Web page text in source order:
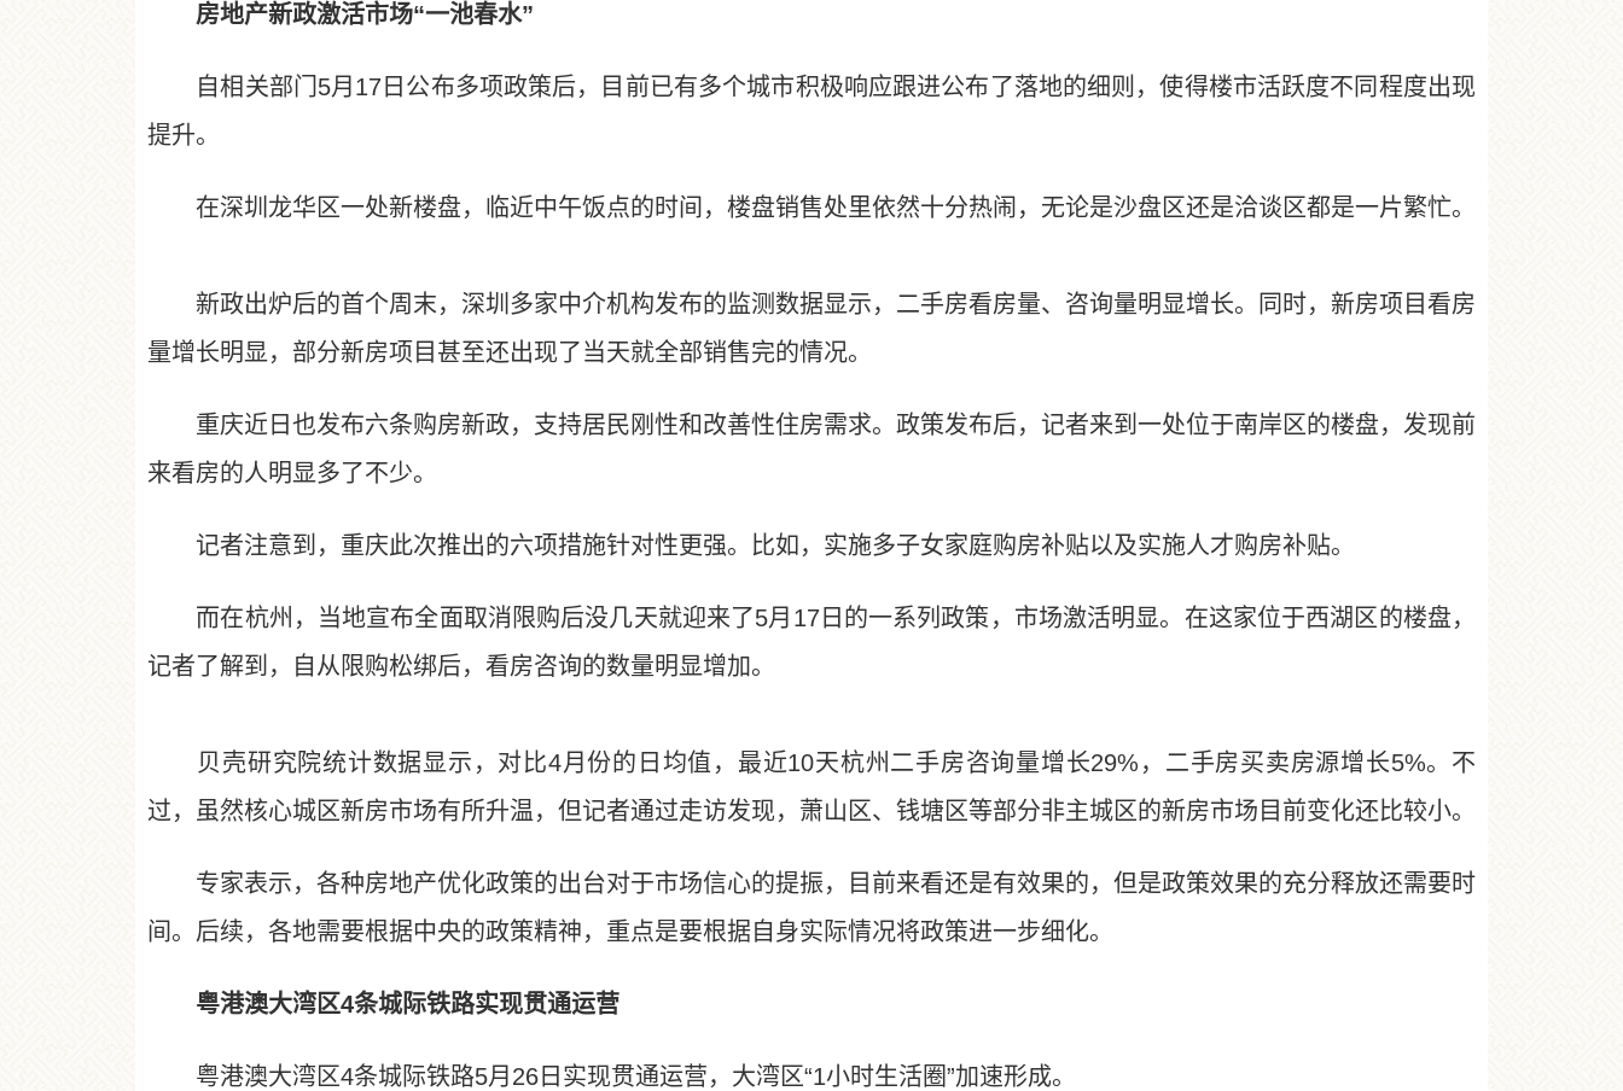
房地产新政激活市场“一池春水”
自相关部门5月17日公布多项政策后，目前已有多个城市积极响应跟进公布了落地的细则，使得楼市活跃度不同程度出现
提升。
在深圳龙华区一处新楼盘，临近中午饭点的时间，楼盘销售处里依然十分热闹，无论是沙盘区还是洽谈区都是一片繁忙。
新政出炉后的首个周末，深圳多家中介机构发布的监测数据显示，二手房看房量、咨询量明显增长。同时，新房项目看房
量增长明显，部分新房项目甚至还出现了当天就全部销售完的情况。
重庆近日也发布六条购房新政，支持居民刚性和改善性住房需求。政策发布后，记者来到一处位于南岸区的楼盘，发现前
来看房的人明显多了不少。
记者注意到，重庆此次推出的六项措施针对性更强。比如，实施多子女家庭购房补贴以及实施人才购房补贴。
而在杭州，当地宣布全面取消限购后没几天就迎来了5月17日的一系列政策，市场激活明显。在这家位于西湖区的楼盘，
记者了解到，自从限购松绑后，看房咨询的数量明显增加。
贝壳研究院统计数据显示，对比4月份的日均值，最近10天杭州二手房咨询量增长29%，二手房买卖房源增长5%。不
过，虽然核心城区新房市场有所升温，但记者通过走访发现，萧山区、钱塘区等部分非主城区的新房市场目前变化还比较小。
专家表示，各种房地产优化政策的出台对于市场信心的提振，目前来看还是有效果的，但是政策效果的充分释放还需要时
间。后续，各地需要根据中央的政策精神，重点是要根据自身实际情况将政策进一步细化。
粤港澳大湾区4条城际铁路实现贯通运营
粤港澳大湾区4条城际铁路5月26日实现贯通运营，大湾区“1小时生活圈”加速形成。